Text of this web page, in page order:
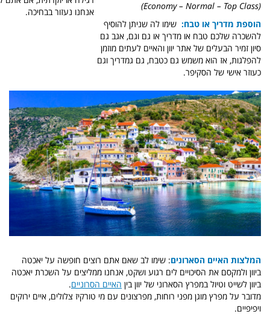
(Economy – Normal – Top Class)
אנחנו נעזור בבחיכה.
הוספת מדריך או טבח: שימו לה שניתן להוסיף
להשכרה שלכם טבח או מדריך או גם וגם, אגב גם
סיון זמיר הבעלים של אתר יוון והאיים לעתים מוזמן
להפלגות, אז הוא משמש גם כטבח, גם גמדריך וגם
כעוזר אישי של הסקיפר.
המלצות האיים הסארונים: שימו לב שאם אתם רוצים חופשה על יאכטה
ביוון ולמקסם את הסיכויים לים רגוע ושקט, אנחנו ממליצים על השכרת יאכטה
ביוון לשייט וטיול במפרץ הסארוני של יוון בין האיים הסרוניים.
מדובר על מפרץ מוגן מפני רוחות, מפרצונים עם מי טורקיז צלולים, איים ירוקים
ויפיפיים.